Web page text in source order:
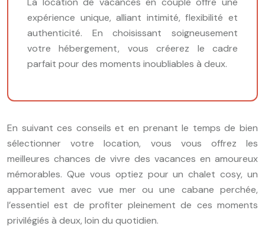
expérience unique, alliant intimité, flexibilité et
authenticité. En choisissant soigneusement
votre hébergement, vous créerez le cadre
parfait pour des moments inoubliables à deux.
En suivant ces conseils et en prenant le temps de bien
sélectionner votre location, vous vous offrez les
meilleures chances de vivre des vacances en amoureux
mémorables. Que vous optiez pour un chalet cosy, un
appartement avec vue mer ou une cabane perchée,
l’essentiel est de profiter pleinement de ces moments
privilégiés à deux, loin du quotidien.